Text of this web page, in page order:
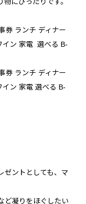
にぴったりです。
券 ランチ ディナー
イン 家電 選べる B-
券 ランチ ディナー
ン 家電 選べる B-
ゼントとしても、マ
ど凝りをほぐしたい